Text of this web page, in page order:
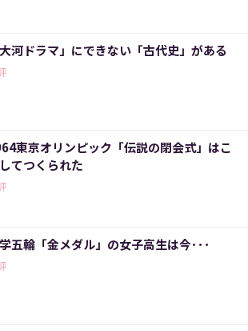
大河ドラマ」にできない「古代史」がある
東京オリンピック「伝説の閉会式」はこ
てつくられた
五輪「金メダル」の女子高生は今･･･